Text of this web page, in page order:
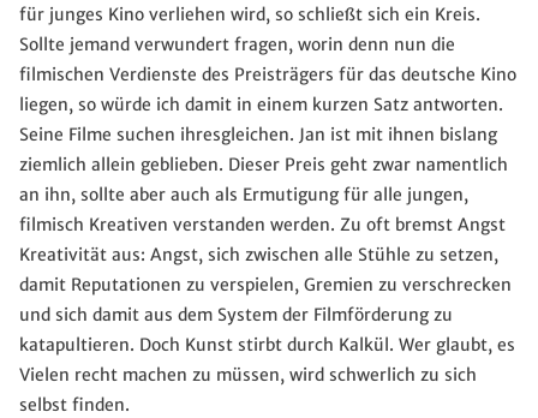
für junges Kino verliehen wird, so schließt sich ein Kreis.
Sollte jemand verwundert fragen, worin denn nun die
filmischen Verdienste des Preisträgers für das deutsche Kino
liegen, so würde ich damit in einem kurzen Satz antworten.
Seine Filme suchen ihresgleichen. Jan ist mit ihnen bislang
ziemlich allein geblieben. Dieser Preis geht zwar namentlich
an ihn, sollte aber auch als Ermutigung für alle jungen,
filmisch Kreativen verstanden werden. Zu oft bremst Angst
Kreativität aus: Angst, sich zwischen alle Stühle zu setzen,
damit Reputationen zu verspielen, Gremien zu verschrecken
und sich damit aus dem System der Filmförderung zu
katapultieren. Doch Kunst stirbt durch Kalkül. Wer glaubt, es
Vielen recht machen zu müssen, wird schwerlich zu sich
selbst finden.